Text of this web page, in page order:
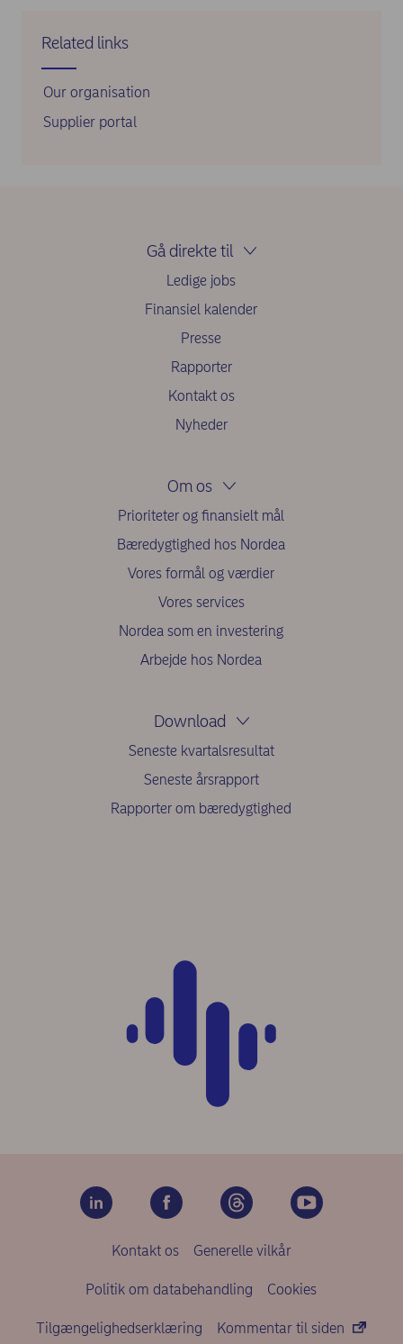
Related links
Our organisation
Supplier portal
Gå direkte til
Ledige jobs
Finansiel kalender
Presse
Rapporter
Kontakt os
Nyheder
Om os
Prioriteter og finansielt mål
Bæredygtighed hos Nordea
Vores formål og værdier
Vores services
Nordea som en investering
Arbejde hos Nordea
Download
Seneste kvartalsresultat
Seneste årsrapport
Rapporter om bæredygtighed
Kontakt os Generelle vilkår
Politik om databehandling Cookies
Tilgængelighedserklæring Kommentar til siden